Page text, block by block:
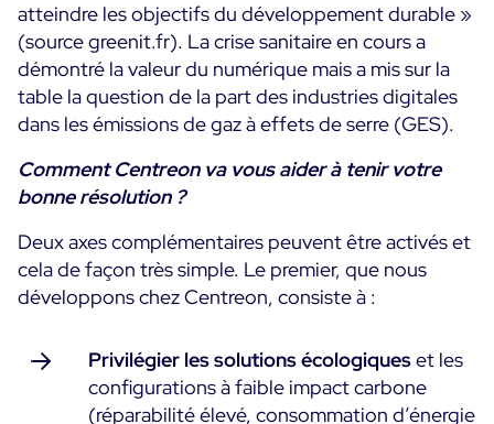
Formation
The Watch
Github
Open Source
RESSOURCES
Choisir une solution de supervision open source ou
Supervision au-delà de l’IT : un guide de survie pour
Documentation
Toutes les ressources
atteindre les objectifs du développement durable »
(source greenit.fr). La crise sanitaire en cours a
démontré la valeur du numérique mais a mis sur la
table la question de la part des industries digitales
dans les émissions de gaz à effets de serre (GES).
Comment Centreon va vous aider à tenir votre
bonne résolution ?
Deux axes complémentaires peuvent être activés et
cela de façon très simple. Le premier, que nous
développons chez Centreon, consiste à :
Privilégier les solutions écologiqueset les
configurations à faible impact carbone
(réparabilité élevé, consommation d’énergie